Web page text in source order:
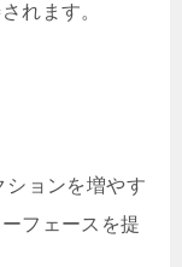
れます。
ションを増やす
フェースを提